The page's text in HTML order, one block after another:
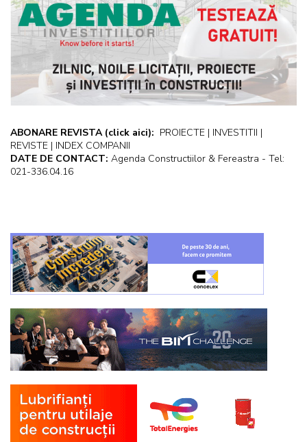
ABONARE REVISTA (click aici): PROIECTE | INVESTITII |
REVISTE | INDEX COMPANII
DATE DE CONTACT: Agenda Constructiilor & Fereastra - Tel:
021-336.04.16